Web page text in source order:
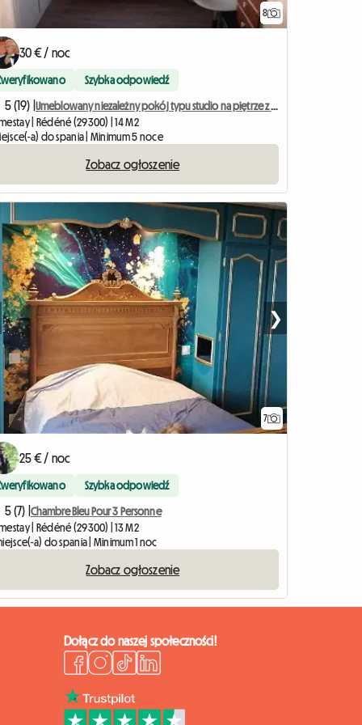
8
30 € / noc
Szybka odpowiedź
5 (19) |
Umeblowany niezależny pokój typu studio na piętrze z aneksem kuchennym
| Rédéné (29300) | 14 M2
a) do spania | Minimum 5 noce
Zobacz ogłoszenie
7
❯
25 € / noc
Szybka odpowiedź
5 (7) | Chambre Bleu Pour 3 Personne
| Rédéné (29300) | 13 M2
a) do spania | Minimum 1 noc
Zobacz ogłoszenie
Dołącz do naszej społeczności!